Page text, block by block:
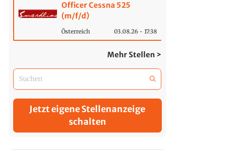
Officer Cessna 525
(m/f/d)
Österreich 03.08.26 - 17:38
Mehr Stellen >
Jetzt eigene Stellenanzeige
schalten